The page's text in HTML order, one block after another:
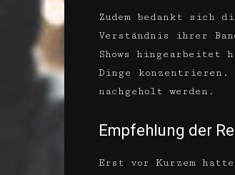
Zudem bedankt sich
Verständnis ihrer
Shows
Dinge konzentrieren.
nachgeholt werden.
Empfehlung der
Erst vor Kurzem